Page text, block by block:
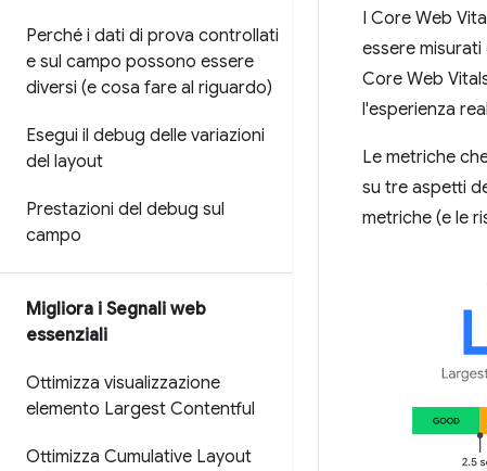
Perché i dati di prova controllati
e sul campo possono essere
diversi (e cosa fare al riguardo)
Esegui il debug delle variazioni
del layout
Prestazioni del debug sul
campo
Migliora i Segnali web
essenziali
Ottimizza visualizzazione
elemento Largest Contentful
Ottimizza Cumulative Layout
I Core Web
essere
Core Web
l'esperienza
Le metriche
su tre aspetti
metriche (e le